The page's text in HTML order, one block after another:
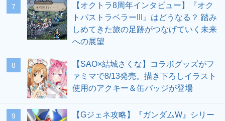
7
【オクトラ8周年インタビュー】『オク
トパストラベラーIII』はどうなる？ 踏み
しめてきた旅の足跡がつなげていく未来
への展望
8
【SAO×結城さくな】コラボグッズがフ
ァミマで8/13発売。描き下ろしイラスト
使用のアクキー＆缶バッジが登場
9
【Gジェネ攻略】『ガンダムW』シリー